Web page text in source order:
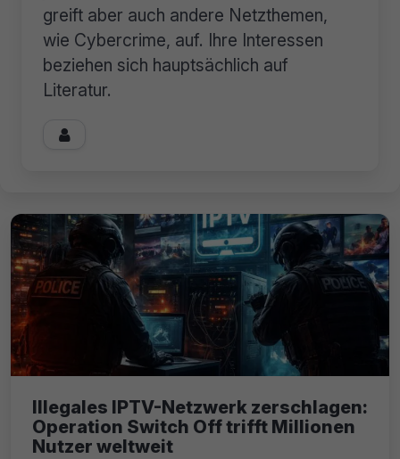
greift aber auch andere Netzthemen,
wie Cybercrime, auf. Ihre Interessen
beziehen sich hauptsächlich auf
Literatur.

Illegales IPTV-Netzwerk zerschlagen:
Operation Switch Off trifft Millionen
Nutzer weltweit